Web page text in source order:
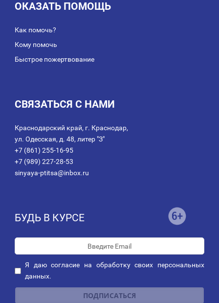
ОКАЗАТЬ ПОМОЩЬ
Как помочь?
Кому помочь
Быстрое пожертвование
СВЯЗАТЬСЯ С НАМИ
Краснодарский край, г. Краснодар,
ул. Одесская, д. 48, литер "З"
+7 (861) 255-16-95
+7 (989) 227-28-53
sinyaya-ptitsa@inbox.ru
БУДЬ В КУРСЕ
Я даюсогласие на обработку своих персональных
данных.